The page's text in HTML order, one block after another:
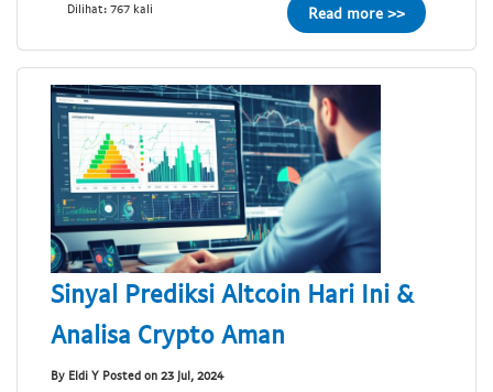
Dilihat: 767 kali Read more >>
Sinyal Prediksi Altcoin Hari Ini &
Analisa Crypto Aman
By Eldi Y Posted on 23 Jul, 2024